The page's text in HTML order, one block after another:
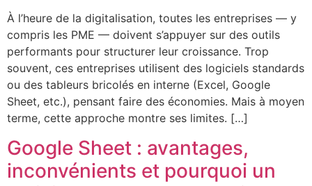
À l’heure de la digitalisation, toutes les entreprises — y
compris les PME — doivent s’appuyer sur des outils
performants pour structurer leur croissance. Trop
souvent, ces entreprises utilisent des logiciels standards
ou des tableurs bricolés en interne (Excel, Google
Sheet, etc.), pensant faire des économies. Mais à moyen
terme, cette approche montre ses limites. […]
Google Sheet : avantages,
inconvénients et pourquoi un